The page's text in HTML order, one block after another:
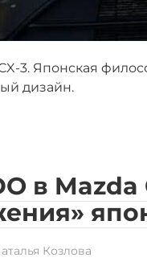
3. Японская
дизайн.
в
Козлова